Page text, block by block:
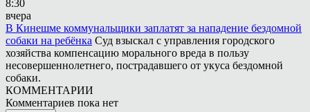
8:30
вчера
В Кинешме коммунальщики заплатят за нападение бездомной
собаки на ребёнка Суд взыскал с управления городского
хозяйства компенсацию морального вреда в пользу
несовершеннолетнего, пострадавшего от укуса бездомной
собаки.
КОММЕНТАРИИ
Комментариев пока нет